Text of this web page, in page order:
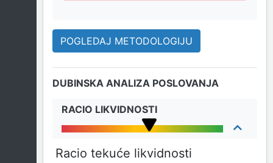
POGLEDAJ METODOLOGIJU
DUBINSKA ANALIZA POSLOVANJA
RACIO LIKVIDNOSTI
Racio tekuće likvidnosti